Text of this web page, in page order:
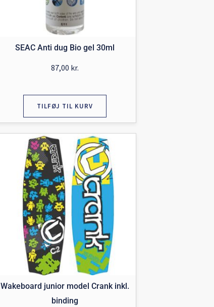
SEAC Anti dug Bio gel 30ml
87,00 kr.
TILFØJ TIL KURV
Wakeboard junior model Crank inkl.
binding